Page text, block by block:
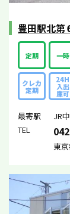
豊田駅北第
定期 一時
クレカ
定期
24H
入出
庫可
最寄駅
JR
TEL
東